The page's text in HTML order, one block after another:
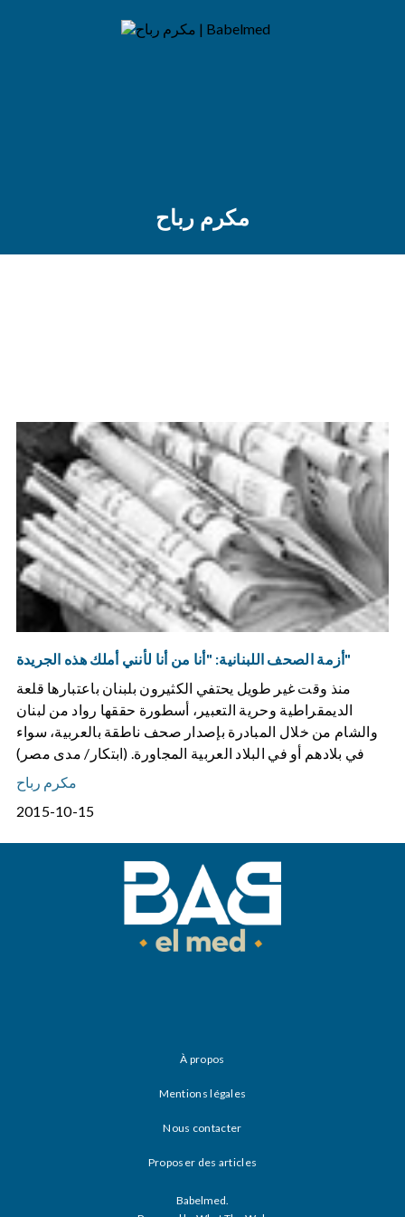
مكرم رباح
أزمة الصحف اللبنانية: "أنا من أنا لأنني أملك هذه الجريدة"
منذ وقت غير طويل يحتفي الكثيرون بلبنان باعتبارها قلعة
الديمقراطية وحرية التعبير، أسطورة حققها رواد من لبنان
والشام من خلال المبادرة بإصدار صحف ناطقة بالعربية، سواء
في بلادهم أو في البلاد العربية المجاورة. (ابتكار/ مدى مصر)
مكرم رباح
2015-10-15
À propos
Mentions légales
Nous contacter
Proposer des articles
Babelmed.